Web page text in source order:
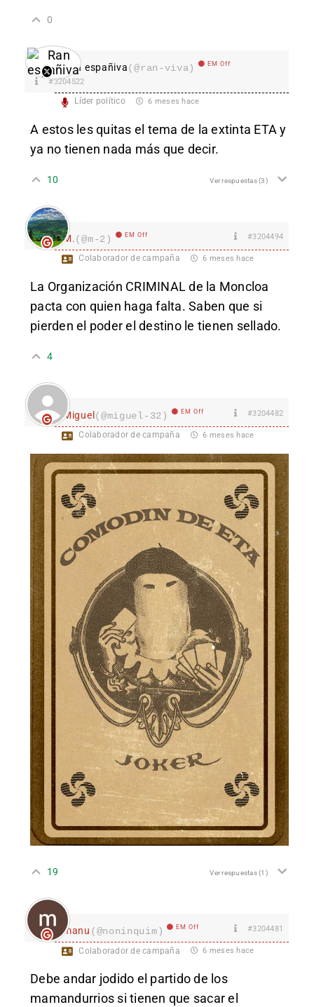
0
Ran españiva(@ran-viva) EM Off
#3204522
Líder político 6 meses hace
A estos les quitas el tema de la extinta ETA y
ya no tienen nada más que decir.
10 Ver respuestas(3)
M.(@m-2) EM Off #3204494
Colaborador de campaña 6 meses hace
La Organización CRIMINAL de la Moncloa
pacta con quien haga falta. Saben que si
pierden el poder el destino le tienen sellado.
4
Miguel(@miguel-32) EM Off #3204482
Colaborador de campaña 6 meses hace
19 Ver respuestas(1)
manu (@noninquim) EM Off #3204481
Colaborador de campaña 6 meses hace
Debe andar jodido el partido de los
mamandurrios si tienen que sacar el